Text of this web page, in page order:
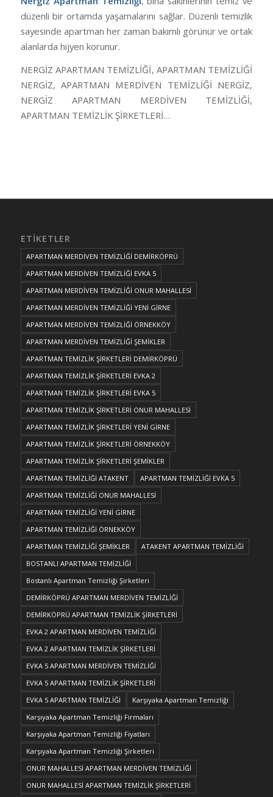
düzenli bir ortamda yaşamalarını sağlar. Düzenli temizlik
sayesinde apartman her zaman bakımlı görünür ve ortak
alanlarda hijyen korunur.
NERGİZ APARTMAN TEMİZLİĞİ, APARTMAN TEMİZLİĞİ
NERGİZ, APARTMAN MERDİVEN TEMİZLİĞİ NERGİZ,
NERGİZ APARTMAN MERDİVEN TEMİZLİĞİ,
APARTMAN TEMİZLİK ŞİRKETLERİ…
ETIKETLER
APARTMAN MERDİVEN TEMİZLİĞİ DEMİRKÖPRÜ
APARTMAN MERDİVEN TEMİZLİĞİ EVKA 5
APARTMAN MERDİVEN TEMİZLİĞİ ONUR MAHALLESİ
APARTMAN MERDİVEN TEMİZLİĞİ YENİ GİRNE
APARTMAN MERDİVEN TEMİZLİĞİ ÖRNEKKÖY
APARTMAN MERDİVEN TEMİZLİĞİ ŞEMİKLER
APARTMAN TEMİZLİK ŞİRKETLERİ DEMİRKÖPRÜ
APARTMAN TEMİZLİK ŞİRKETLERİ EVKA 2
APARTMAN TEMİZLİK ŞİRKETLERİ EVKA 5
APARTMAN TEMİZLİK ŞİRKETLERİ ONUR MAHALLESİ
APARTMAN TEMİZLİK ŞİRKETLERİ YENİ GİRNE
APARTMAN TEMİZLİK ŞİRKETLERİ ÖRNEKKÖY
APARTMAN TEMİZLİK ŞİRKETLERİ ŞEMİKLER
APARTMAN TEMİZLİĞİ ATAKENT
APARTMAN TEMİZLİĞİ EVKA 5
APARTMAN TEMİZLİĞİ ONUR MAHALLESİ
APARTMAN TEMİZLİĞİ YENİ GİRNE
APARTMAN TEMİZLİĞİ ÖRNEKKÖY
APARTMAN TEMİZLİĞİ ŞEMİKLER
ATAKENT APARTMAN TEMİZLİĞİ
BOSTANLI APARTMAN TEMİZLİĞİ
Bostanlı Apartman Temizliği Şirketleri
DEMİRKÖPRÜ APARTMAN MERDİVEN TEMİZLİĞİ
DEMİRKÖPRÜ APARTMAN TEMİZLİK ŞİRKETLERİ
EVKA 2 APARTMAN MERDİVEN TEMİZLİĞİ
EVKA 2 APARTMAN TEMİZLİK ŞİRKETLERİ
EVKA 5 APARTMAN MERDİVEN TEMİZLİĞİ
EVKA 5 APARTMAN TEMİZLİK ŞİRKETLERİ
EVKA 5 APARTMAN TEMİZLİĞİ
Karşıyaka Apartman Temizliği
Karşıyaka Apartman Temizliği Firmaları
Karşıyaka Apartman Temizliği Fiyatları
Karşıyaka Apartman Temizliği Şirketleri
ONUR MAHALLESİ APARTMAN MERDİVEN TEMİZLİĞİ
ONUR MAHALLESİ APARTMAN TEMİZLİK ŞİRKETLERİ